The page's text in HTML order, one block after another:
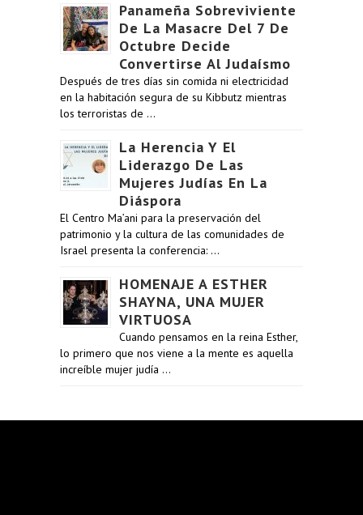
Panameña Sobreviviente
De La Masacre Del 7 De
Octubre Decide
Convertirse Al Judaísmo
Después de tres días sin comida ni electricidad
en la habitación segura de su Kibbutz mientras
los terroristas de …
La Herencia Y El
Liderazgo De Las
Mujeres Judías En La
Diáspora
El Centro Ma’ani para la preservación del
patrimonio y la cultura de las comunidades de
Israel presenta la conferencia: …
HOMENAJE A ESTHER
SHAYNA, UNA MUJER
VIRTUOSA
Cuando pensamos en la reina Esther,
lo primero que nos viene a la mente es aquella
increíble mujer judía …